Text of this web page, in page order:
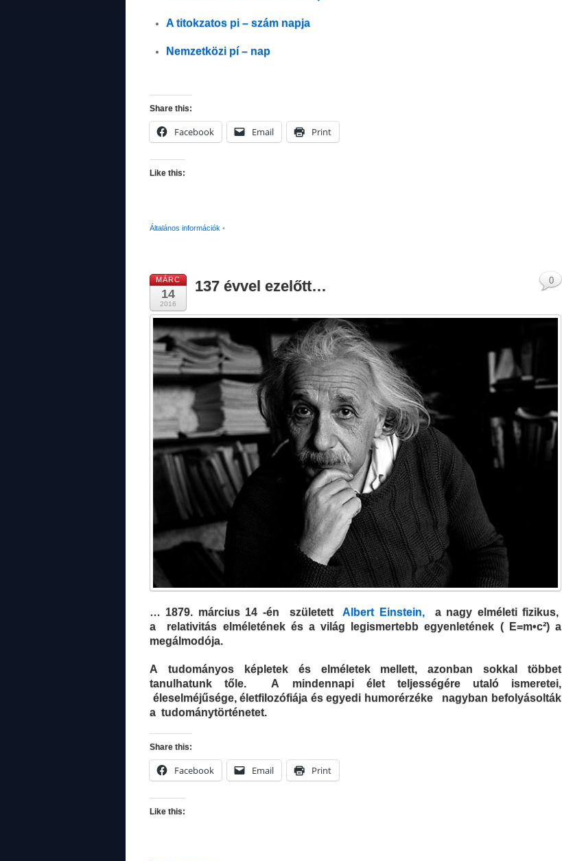
A titokzatos pi – szám napja
Nemzetközi pí – nap
Share this:
Facebook Email Print
Like this:
Általános információk •
MÁRC
14
2016
137 évvel ezelőtt…
… 1879. március 14 -én születettAlbert Einstein,a nagy elméleti fizikus,
a relativitás elméletének és a világ legismertebb egyenletének ( E=m•c²) a
megálmodója.
A tudományos képletek és elméletek mellett, azonban sokkal többet
tanulhatunk tőle. A mindennapi élet teljességére utaló ismeretei,
éleselméjűsége, életfilozófiája és egyedi humorérzéke nagyban befolyásolták
a tudománytörténetet.
Share this:
Facebook Email Print
Like this:
0